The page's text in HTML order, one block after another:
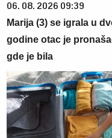
06. 08. 2026 09:39
Marija (3) se igrala u
godine otac je
gde je bila